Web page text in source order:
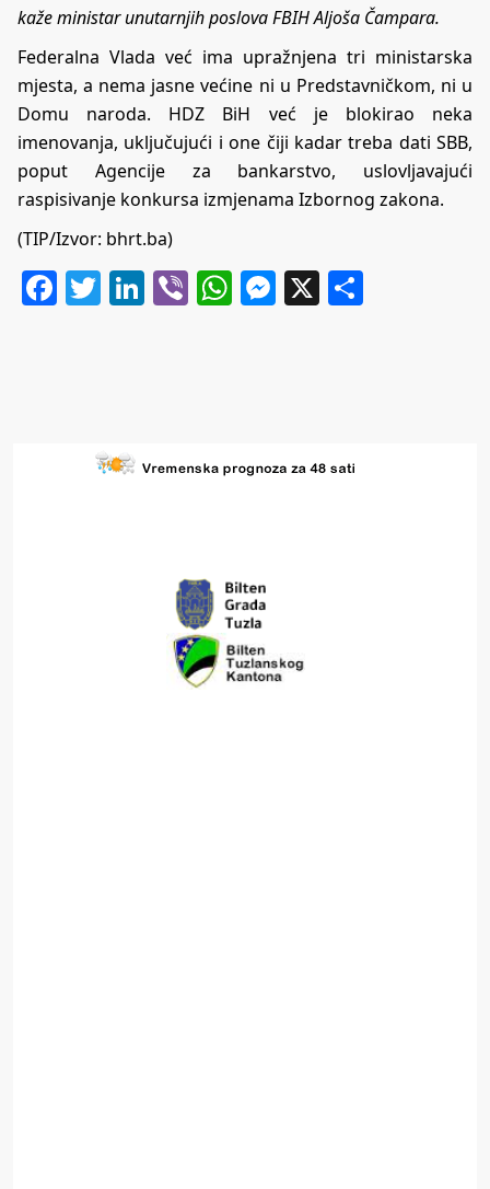
kaže ministar unutarnjih poslova FBIH Aljoša Čampara.
Federalna Vlada već ima upražnjena tri ministarska
mjesta, a nema jasne većine ni u Predstavničkom, ni u
Domu naroda. HDZ BiH već je blokirao neka
imenovanja, uključujući i one čiji kadar treba dati SBB,
poput Agencije za bankarstvo, uslovljavajući
raspisivanje konkursa izmjenama Izbornog zakona.
(TIP/Izvor: bhrt.ba)
Facebook
Twitter
LinkedIn
ViberWhatsApp
Messenger
X